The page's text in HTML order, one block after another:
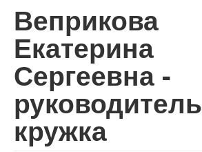
Веприкова
Екатерина
Сергеевна -
руководитель
кружка